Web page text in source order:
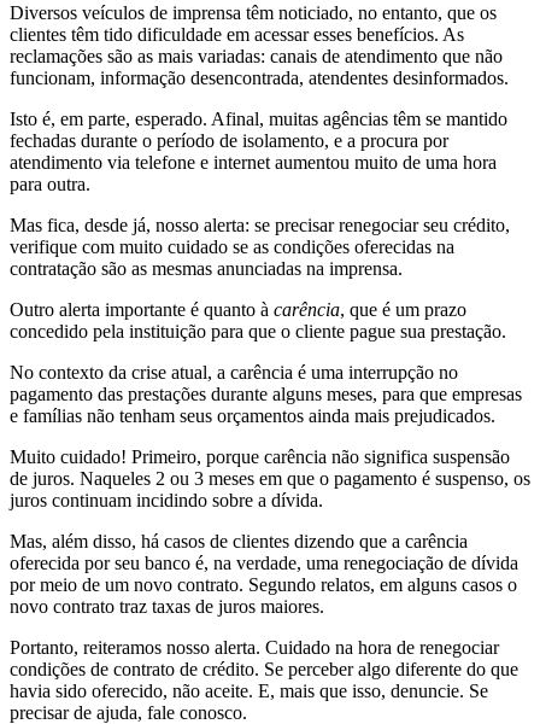
Diversos veículos de imprensa têm noticiado, no entanto, que os
clientes têm tido dificuldade em acessar esses benefícios. As
reclamações são as mais variadas: canais de atendimento que não
funcionam, informação desencontrada, atendentes desinformados.
Isto é, em parte, esperado. Afinal, muitas agências têm se mantido
fechadas durante o período de isolamento, e a procura por
atendimento via telefone e internet aumentou muito de uma hora
para outra.
Mas fica, desde já, nosso alerta: se precisar renegociar seu crédito,
verifique com muito cuidado se as condições oferecidas na
contratação são as mesmas anunciadas na imprensa.
Outro alerta importante é quanto à carência, que é um prazo
concedido pela instituição para que o cliente pague sua prestação.
No contexto da crise atual, a carência é uma interrupção no
pagamento das prestações durante alguns meses, para que empresas
e famílias não tenham seus orçamentos ainda mais prejudicados.
Muito cuidado! Primeiro, porque carência não significa suspensão
de juros. Naqueles 2 ou 3 meses em que o pagamento é suspenso, os
juros continuam incidindo sobre a dívida.
Mas, além disso, há casos de clientes dizendo que a carência
oferecida por seu banco é, na verdade, uma renegociação de dívida
por meio de um novo contrato. Segundo relatos, em alguns casos o
novo contrato traz taxas de juros maiores.
Portanto, reiteramos nosso alerta. Cuidado na hora de renegociar
condições de contrato de crédito. Se perceber algo diferente do que
havia sido oferecido, não aceite. E, mais que isso, denuncie. Se
precisar de ajuda, fale conosco.